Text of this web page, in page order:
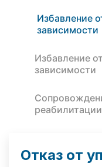
Избавление
зависимости
Избавление
зависимости
реабилитации
Отказ от